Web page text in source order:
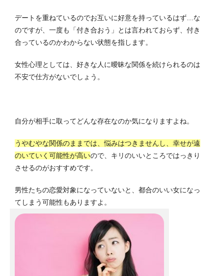
デートを重ねているのでお互いに好意を持っているはず…な
のですが、一度も「付き合おう」とは言われておらず、付き
合っているのかわからない状態を指します。
女性心理としては、好きな人に曖昧な関係を続けられるのは
不安で仕方がないでしょう。
自分が相手に取ってどんな存在なのか気になりますよね。
うやむやな関係のままでは、悩みはつきませんし、幸せが遠
のいていく可能性が高いので、キリのいいところではっきり
させるのがおすすめです。
男性たちの恋愛対象になっていないと、都合のいい女になっ
てしまう可能性もありますよ。